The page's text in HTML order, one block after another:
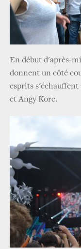
En début d'après-
donnent un côté
esprits s'échauffent
et Angy Kore.